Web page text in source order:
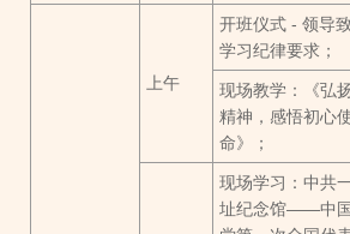
上午
开班仪式 - 领导
学习纪律要求；
现场教学：《弘
精神，感悟初心
命》；
现场学习：中共
址纪念馆——中